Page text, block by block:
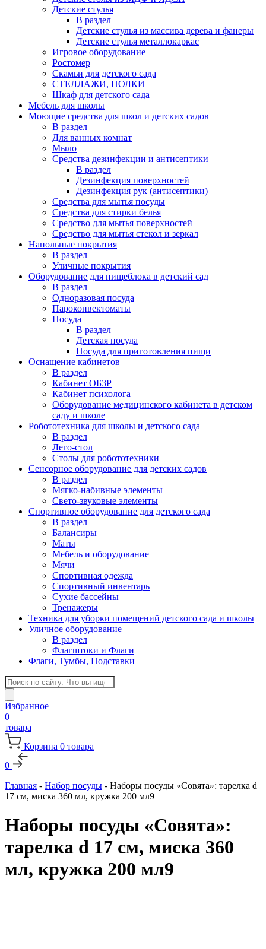
Детские стулья
В раздел
Детские стулья из массива дерева и фанеры
Детские стулья металлокаркас
Игровое оборудование
Ростомер
Скамьи для детского сада
СТЕЛЛАЖИ, ПОЛКИ
Шкаф для детского сада
Мебель для школы
Моющие средства для школ и детских садов
В раздел
Для ванных комнат
Мыло
Средства дезинфекции и антисептики
В раздел
Дезинфекция поверхностей
Дезинфекция рук (антисептики)
Средства для мытья посуды
Средства для стирки белья
Средство для мытья поверхностей
Средство для мытья стекол и зеркал
Напольные покрытия
В раздел
Уличные покрытия
Оборудование для пищеблока в детский сад
В раздел
Одноразовая посуда
Пароконвектоматы
Посуда
В раздел
Детская посуда
Посуда для приготовления пищи
Оснащение кабинетов
В раздел
Кабинет ОБЗР
Кабинет психолога
Оборудование медицинского кабинета в детском
саду и школе
Робототехника для школы и детского сада
В раздел
Лего-стол
Столы для робототехники
Сенсорное оборудование для детских садов
В раздел
Мягко-набивные элементы
Свето-звуковые элементы
Спортивное оборудование для детского сада
В раздел
Балансиры
Маты
Мебель и оборудование
Мячи
Спортивная одежда
Спортивный инвентарь
Сухие бассейны
Тренажеры
Техника для уборки помещений детского сада и школы
Уличное оборудование
В раздел
Флагштоки и Флаги
Флаги, Тумбы, Подставки
Поиск
товаров
Избранное
0
товара
Корзина 0 товара
0
Главная - Набор посуды - Наборы посуды «Совята»: тарелка d
17 см, миска 360 мл, кружка 200 мл9
Наборы посуды «Совята»:
тарелка d 17 см, миска 360
мл, кружка 200 мл9